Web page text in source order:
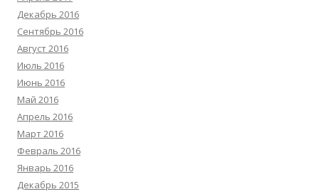
Декабрь 2016
Сентябрь 2016
Август 2016
Июль 2016
Июнь 2016
Май 2016
Апрель 2016
Март 2016
Февраль 2016
Январь 2016
Декабрь 2015